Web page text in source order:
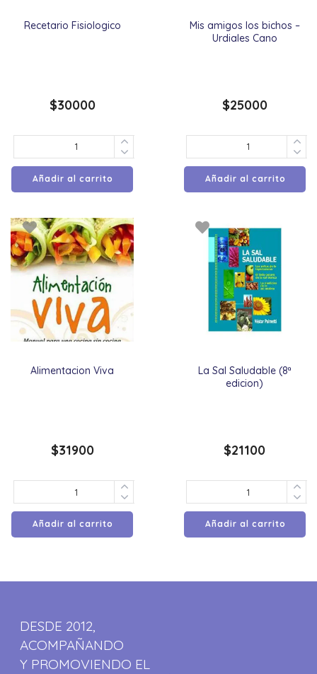
Recetario Fisiologico
$30000
Añadir al carrito
Mis amigos los bichos –
Urdiales Cano
$25000
Añadir al carrito
Alimentacion Viva
$31900
Añadir al carrito
La Sal Saludable (8ª
edicion)
$21100
Añadir al carrito
DESDE 2012,
ACOMPAÑANDO
Y PROMOVIENDO EL